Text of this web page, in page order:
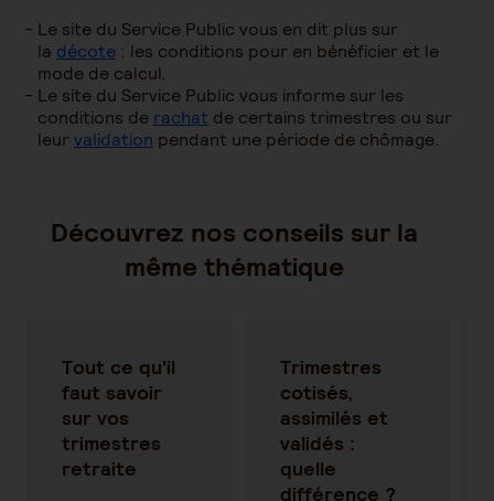
Le site du Service Public vous en dit plus sur
la décote : les conditions pour en bénéficier et le
mode de calcul.
Le site du Service Public vous informe sur les
conditions de rachat de certains trimestres ou sur
leur validation pendant une période de chômage.
Découvrez nos conseils sur la
même thématique
Tout ce qu'il
faut savoir
sur vos
trimestres
retraite
Trimestres
cotisés,
assimilés et
validés :
quelle
différence ?